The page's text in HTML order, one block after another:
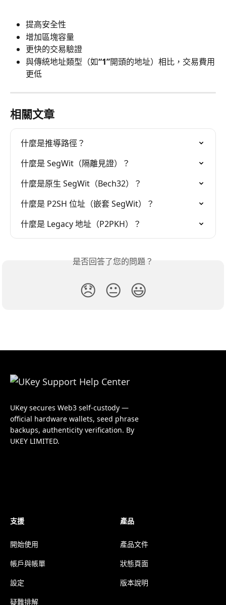
提高安全性
增加區塊容量
更快的交易驗證
與傳統地址類型（如“1”開頭的地址）相比，交易費用
更低
相關文章
什麼是推導路徑？
什麼是 SegWit（隔離見證）？
什麼是原生 SegWit（Bech32）？
什麼是 P2SH 位址（嵌套 SegWit）？
什麼是 Legacy 地址（P2PKH）？
是否回答了您的問題？
😞 😐 😃
UKey secures Web3 self-custody —
official hardware wallets, seed phrase
backups, authenticity verification. By
UKEY LIMITED.
支援
開始使用
帳戶與帳單
設定
疑難排解
產品
產品文件
狀態頁面
版本說明